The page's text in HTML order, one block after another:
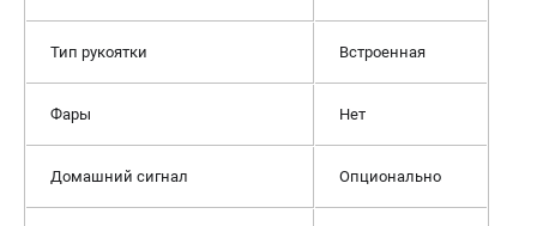
Тип рукоятки Встроенная
Фары Нет
Домашний сигнал Опционально